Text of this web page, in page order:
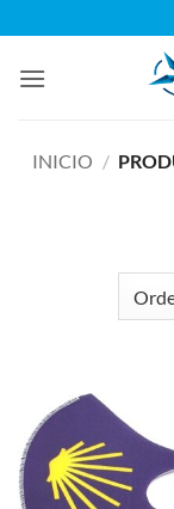
al
contenido
INICIO /